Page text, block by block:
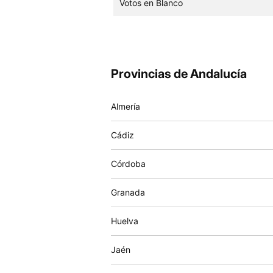
Votos en Blanco
Provincias de Andalucía
Almería
Cádiz
Córdoba
Granada
Huelva
Jaén